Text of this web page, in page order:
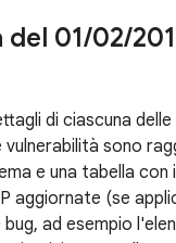
01/02/
di ciascuna
sono
e una tabella
aggiornate (se
ad esempio